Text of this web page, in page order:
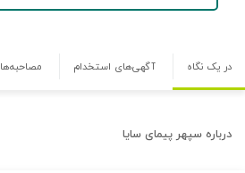
در یک نگاه آگهی‌های استخدام مصاحبه‌ها
درباره سپهر پيمای سايا